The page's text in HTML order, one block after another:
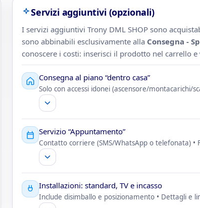
Servizi aggiuntivi (opzionali)
I servizi aggiuntivi Trony DML SHOP sono
sono abbinabili esclusivamente alla Consegna -
conoscere i costi: inserisci il prodotto nel carrello
Consegna al piano “dentro casa”
Solo con accessi idonei (ascensore/montacarichi/
Servizio “Appuntamento”
Contatto corriere (SMS/WhatsApp o telefonata) •
Installazioni: standard, TV e incasso
Include disimballo e posizionamento • Dettagli e